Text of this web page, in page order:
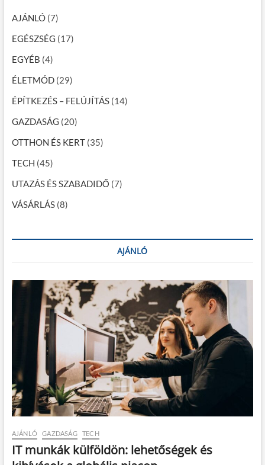
v
i
g
á
c
i
ó
AJÁNLÓ(7)
EGÉSZSÉG (17)
EGYÉB (4)
ÉLETMÓD(29)
ÉPÍTKEZÉS – FELÚJÍTÁS(14)
GAZDASÁG (20)
OTTHON ÉS KERT(35)
TECH (45)
UTAZÁS ÉS SZABADIDŐ (7)
VÁSÁRLÁS(8)
AJÁNLÓ
AJÁNLÓ GAZDASÁG TECH
IT munkák külföldön: lehetőségek és